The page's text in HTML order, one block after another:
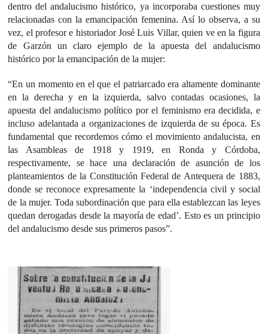
dentro del andalucismo histórico, ya incorporaba cuestiones muy
relacionadas con la emancipación femenina. Así lo observa, a su
vez, el profesor e historiador José Luis Villar, quien ve en la figura
de Garzón un claro ejemplo de la apuesta del andalucismo
histórico por la emancipación de la mujer:
“En un momento en el que el patriarcado era altamente dominante
en la derecha y en la izquierda, salvo contadas ocasiones, la
apuesta del andalucismo político por el feminismo era decidida, e
incluso adelantada a organizaciones de izquierda de su época. Es
fundamental que recordemos cómo el movimiento andalucista, en
las Asambleas de 1918 y 1919, en Ronda y Córdoba,
respectivamente, se hace una declaración de asunción de los
planteamientos de la Constitución Federal de Antequera de 1883,
donde se reconoce expresamente la ‘independencia civil y social
de la mujer. Toda subordinación que para ella establezcan las leyes
quedan derogadas desde la mayoría de edad’. Esto es un principio
del andalucismo desde sus primeros pasos”.